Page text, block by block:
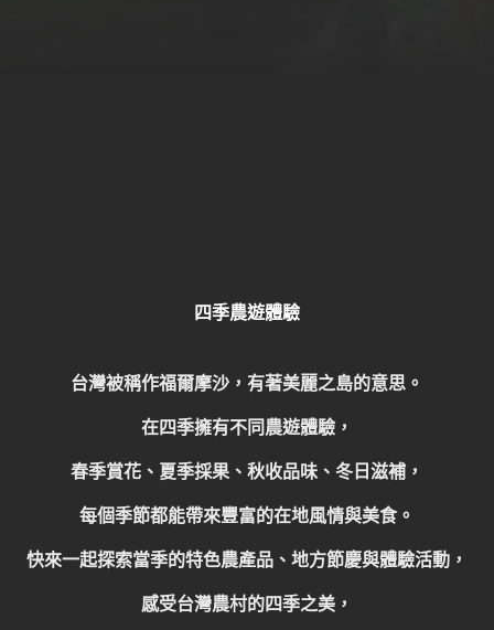
四季農遊體驗
台灣被稱作福爾摩沙，有著美麗之島的意思。
在四季擁有不同農遊體驗，
春季賞花、夏季採果、秋收品味、冬日滋補，
每個季節都能帶來豐富的在地風情與美食。
快來一起探索當季的特色農產品、地方節慶與體驗活動，
感受台灣農村的四季之美，